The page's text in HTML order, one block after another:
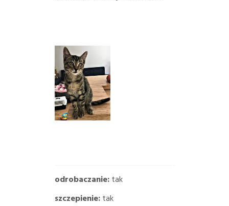
odrobaczanie:tak
szczepienie:tak